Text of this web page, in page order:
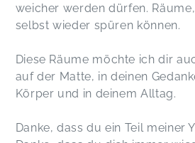
weicher werden dürfen.
selbst wieder spüren können.
Diese Räume möchte ich dir
auf der Matte, in deinen
Körper und in deinem Alltag.
Danke, dass du ein Teil meiner